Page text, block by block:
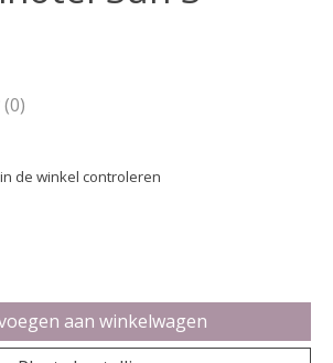
dit product is
(0)
de winkel controleren
aan winkelwagen